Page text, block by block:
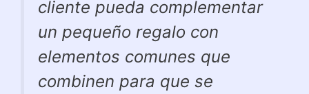
cliente pueda complementar
un pequeño regalo con
elementos comunes que
combinen para que se